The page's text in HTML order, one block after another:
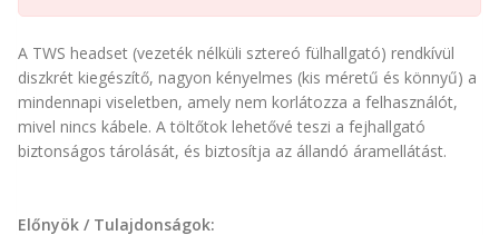
A TWS headset (vezeték nélküli sztereó fülhallgató) rendkívül
diszkrét kiegészítő, nagyon kényelmes (kis méretű és könnyű) a
mindennapi viseletben, amely nem korlátozza a felhasználót,
mivel nincs kábele. A töltőtok lehetővé teszi a fejhallgató
biztonságos tárolását, és biztosítja az állandó áramellátást.
Előnyök / Tulajdonságok: